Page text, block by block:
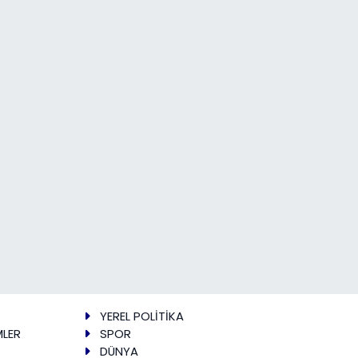
YEREL POLİTİKA
SPOR
DÜNYA